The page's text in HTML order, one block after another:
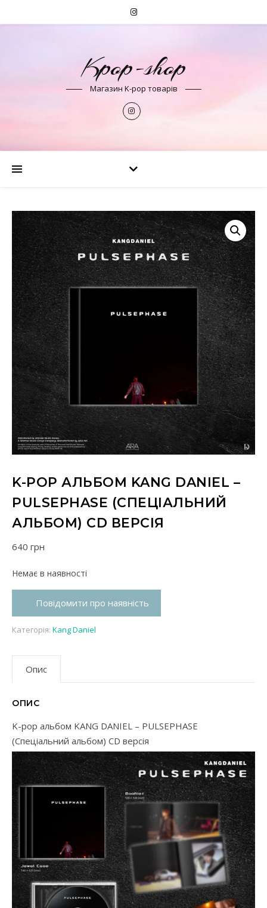
Kpop-shop
Магазин K-pop товарів
K-POP АЛЬБОМ KANG DANIEL –
PULSEPHASE (СПЕЦІАЛЬНИЙ
АЛЬБОМ) CD ВЕРСІЯ
640 грн
Немає в наявності
Повідомити про наявність
Категорія: Kang Daniel
Опис
ОПИС
K-pop альбом KANG DANIEL – PULSEPHASE
(Спеціальний альбом) CD версія